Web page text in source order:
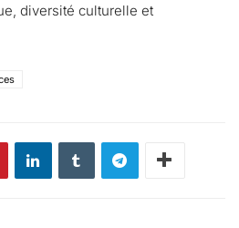
diversité culturelle et